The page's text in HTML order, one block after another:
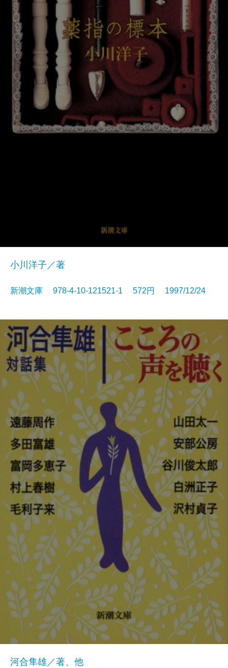
小川洋子／著
新潮文庫 978-4-10-121521-1 572円 1997/12/24
河合隼雄／著、他